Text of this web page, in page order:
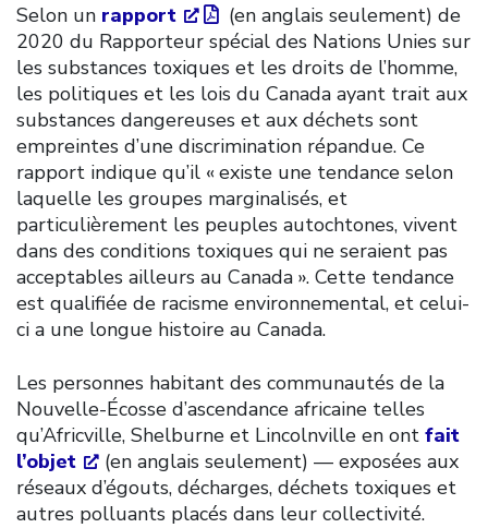
Selon un rapport
(en anglais seulement) de
2020 du Rapporteur spécial des Nations Unies sur
les substances toxiques et les droits de l’homme,
les politiques et les lois du Canada ayant trait aux
substances dangereuses et aux déchets sont
empreintes d’une discrimination répandue. Ce
rapport indique qu’il « existe une tendance selon
laquelle les groupes marginalisés, et
particulièrement les peuples autochtones, vivent
dans des conditions toxiques qui ne seraient pas
acceptables ailleurs au Canada ». Cette tendance
est qualifiée de racisme environnemental, et celui-
ci a une longue histoire au Canada.
Les personnes habitant des communautés de la
Nouvelle-Écosse d’ascendance africaine telles
qu’Africville, Shelburne et Lincolnville en ont fait
l’objet
(en anglais seulement) — exposées aux
réseaux d’égouts, décharges, déchets toxiques et
autres polluants placés dans leur collectivité.